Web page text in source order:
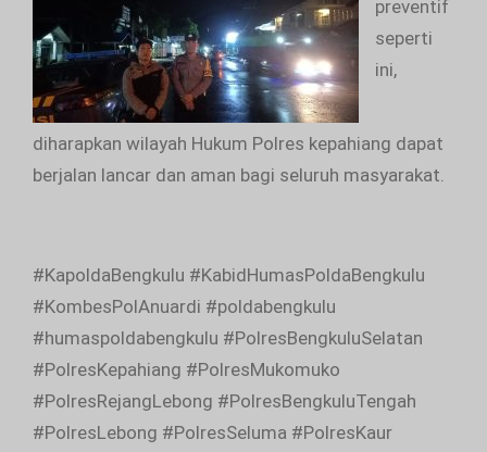
preventif
seperti
ini,
diharapkan wilayah Hukum Polres kepahiang dapat
berjalan lancar dan aman bagi seluruh masyarakat.
#KapoldaBengkulu #KabidHumasPoldaBengkulu
#KombesPolAnuardi #poldabengkulu
#humaspoldabengkulu #PolresBengkuluSelatan
#PolresKepahiang #PolresMukomuko
#PolresRejangLebong #PolresBengkuluTengah
#PolresLebong #PolresSeluma #PolresKaur